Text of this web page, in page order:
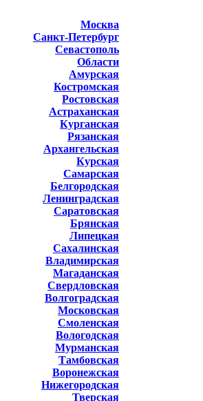
Москва
Санкт-Петербург
Севастополь
Области
Амурская
Костромская
Ростовская
Астраханская
Курганская
Рязанская
Архангельская
Курская
Самарская
Белгородская
Ленинградская
Саратовская
Брянская
Липецкая
Сахалинская
Владимирская
Магаданская
Свердловская
Волгоградская
Московская
Смоленская
Вологодская
Мурманская
Тамбовская
Воронежская
Нижегородская
Тверская